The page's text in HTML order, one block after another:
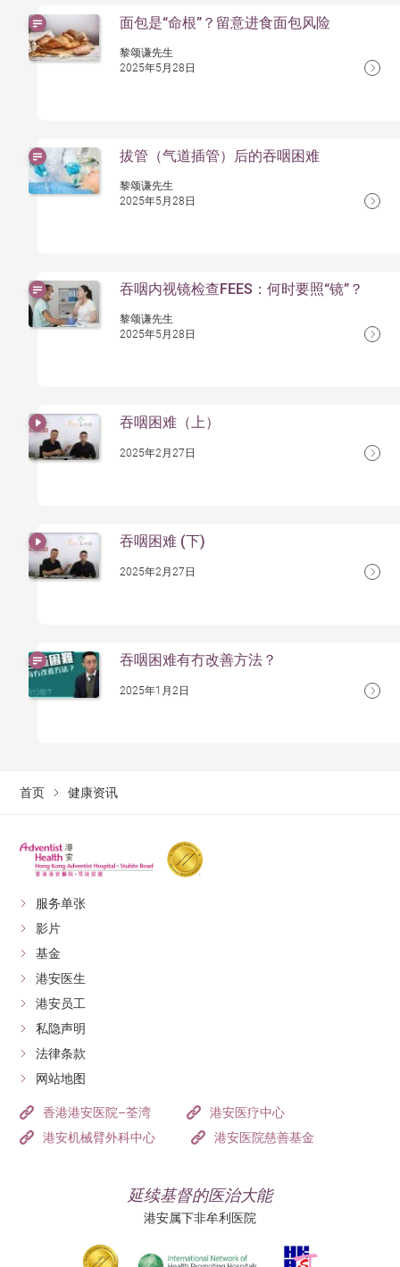
面包是“命根”？留意进食面包风险
黎颂谦先生
2025年5月28日
拔管（气道插管）后的吞咽困难
黎颂谦先生
2025年5月28日
吞咽内视镜检查FEES：何时要照“镜”？
黎颂谦先生
2025年5月28日
吞咽困难（上）
2025年2月27日
吞咽困难 (下)
2025年2月27日
吞咽困难有冇改善方法？
2025年1月2日
首页 健康资讯
服务单张
影片
基金
港安医生
港安员工
私隐声明
法律条款
网站地图
香港港安医院–荃湾
港安医疗中心
港安机械臂外科中心
港安医院慈善基金
延续基督的医治大能
港安属下非牟利医院